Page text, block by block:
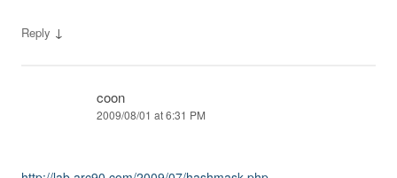
Reply ↓
coon
2009/08/01 at 6:31 PM